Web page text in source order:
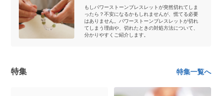
もしパワーストーンブレスレットが突然切れてしま
ったら？不安になるかもしれませんが、慌てる必要
はありません。パワーストーンブレスレットが切れ
てしまう理由や、切れたときの対処方法について、
分かりやすくご紹介します。
特集 特集一覧へ